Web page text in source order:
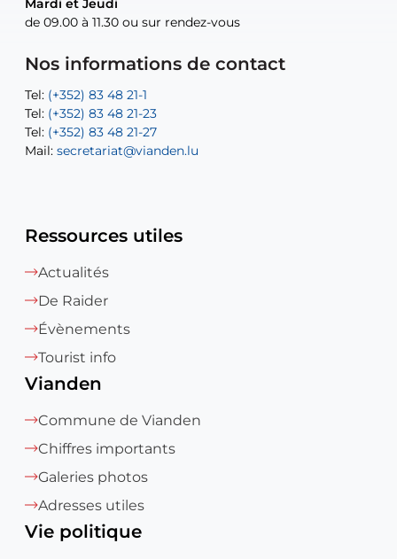
Mardi et Jeudi
de 09.00 à 11.30 ou sur rendez-vous
Nos informations de contact
Tel: (+352) 83 48 21-1
Tel: (+352) 83 48 21-23
Tel: (+352) 83 48 21-27
Mail: secretariat@vianden.lu
Mardi et Jeudi
de 09.00 à 11.30 ou sur rendez-vous
Tel: (+352) 83 48 21-20
Tel: (+352) 83 48 21-22
Mail:sofia.carvalho@vianden.lu
Mail: diane.storn@vianden.lu
Mail:recette@vianden.lu
Tel:(+352) 83 48 21-31
Tel:Permanence (Fuite d’eau) : 83 48 21 61
Ressources utiles
Actualités
De Raider
Évènements
Tourist info
Vianden
Commune de Vianden
Chiffres importants
Galeries photos
Adresses utiles
Vie politique